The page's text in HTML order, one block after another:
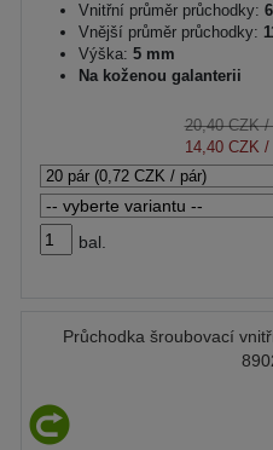
Vnitřní průměr průchodky:
Vnější průměr průchodky:
Výška: 5 mm
Na koženou galanterii
20,40 CZK/
14,40 CZK /
bal.
Průchodka šroubovací